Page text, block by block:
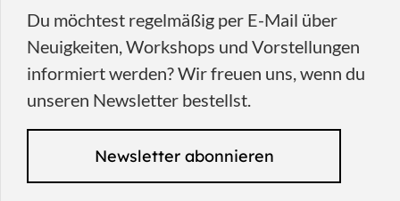
Du möchtest regelmäßig per E-Mail über
Neuigkeiten, Workshops und Vorstellungen
informiert werden? Wir freuen uns, wenn du
unseren Newsletter bestellst.
Newsletter abonnieren